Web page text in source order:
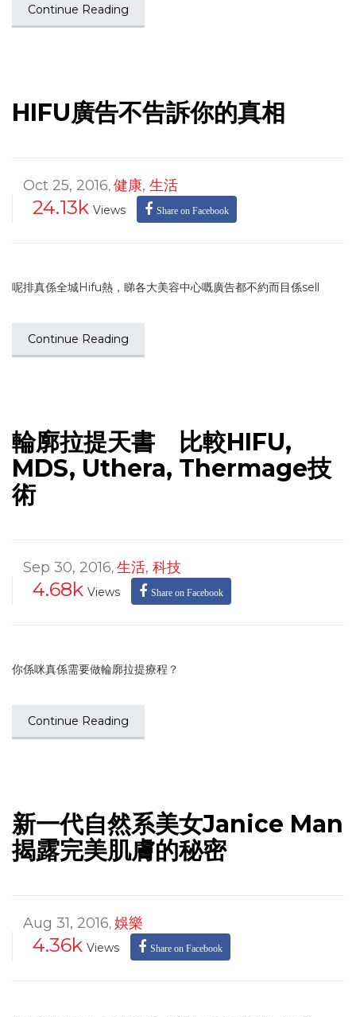
Continue Reading
HIFU廣告不告訴你的真相
Oct 25, 2016, 健康, 生活
24.13k Views Share on Facebook
呢排真係全城Hifu熱，睇各大美容中心嘅廣告都不約而目係sell
Continue Reading
輪廓拉提天書 比較HIFU,
MDS, Uthera, Thermage技
術
Sep 30, 2016, 生活, 科技
4.68k Views Share on Facebook
你係咪真係需要做輪廓拉提療程？
Continue Reading
新一代自然系美女Janice Man
揭露完美肌膚的秘密
Aug 31, 2016, 娛樂
4.36k Views Share on Facebook